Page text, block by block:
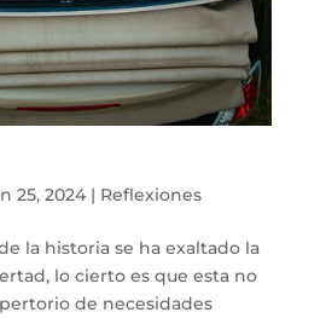
25, 2024| Reflexiones
la historia se ha exaltado la
lo cierto es que esta no
de necesidades